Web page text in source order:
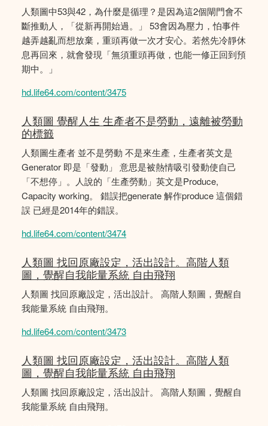
人類圖中53與42，為什麼是循理？是因為這2個閘門會不
斷推動人，「從新再開始過。」 53會因為壓力，怕事件
越弄越亂而想放棄，重頭再做一次才安心。若然先冷靜休
息再回來，就會發現「無須重頭再做，也能一修正回到預
期中。」
hd.life64.com/content/3475
人類圖 覺醒人生 生產者不是勞動，遠離被勞動
的標籤
人類圖生產者 並不是勞動 不是來生產，生產者英文是
Generator 即是「發動」 意思是被熱情吸引發動使自己
「不想停」。人說的「生產勞動」英文是Produce,
Capacity working。 錯誤把generate 解作produce 這個錯
誤 已經是2014年的錯誤。
hd.life64.com/content/3474
人類圖 找回原廠設定，活出設計。高階人類
圖，覺醒自我能量系統 自由飛翔
人類圖 找回原廠設定，活出設計。 高階人類圖，覺醒自
我能量系統 自由飛翔。
hd.life64.com/content/3473
人類圖 找回原廠設定，活出設計。高階人類
圖，覺醒自我能量系統 自由飛翔
人類圖 找回原廠設定，活出設計。 高階人類圖，覺醒自
我能量系統 自由飛翔。